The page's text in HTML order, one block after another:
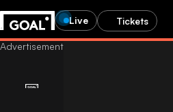
Live Tickets